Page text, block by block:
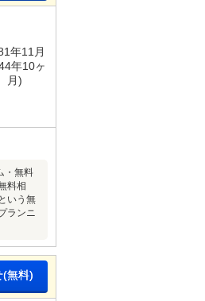
年11月
年10ヶ
月)
・無料
料相
いう無
ランニ
(無料)